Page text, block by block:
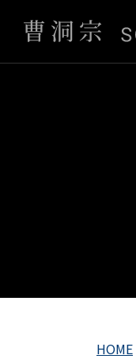
HOME